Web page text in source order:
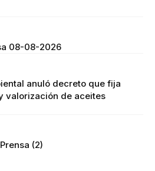
08-08-2026
anuló decreto que fija
valorización de aceites
(2)